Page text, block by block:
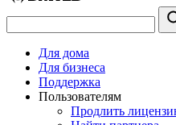
Для дома
Для бизнеса
Поддержка
Пользователям
Продлить